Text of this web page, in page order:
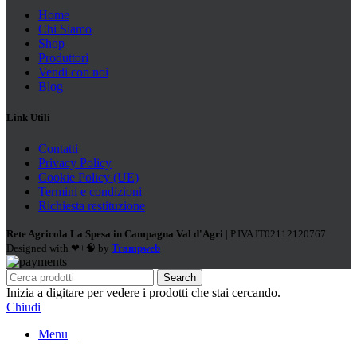
Home
Chi Siamo
Shop
Produttori
Vendi con noi
Blog
Link Utili
Contatti
Privacy Policy
Cookie Policy (UE)
Termini e condizioni
Richiesta restituzione
Rete Agricola La Spesa in Campagna Val d'Agri | P.IVA IT02112120767
Designed with ❤+🧠 by Trampweb
Search
Inizia a digitare per vedere i prodotti che stai cercando.
Chiudi
Menu